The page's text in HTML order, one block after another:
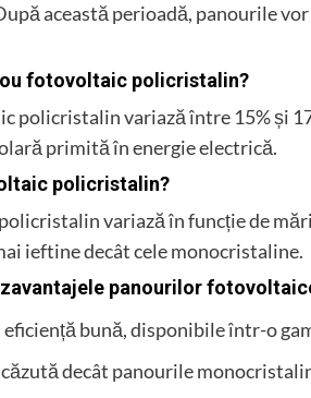
această perioadă, panourile
fotovoltaic policristalin?
policristalin variază între 15% și
primită în energie electrică.
policristalin?
variază în funcție de
ieftine decât cele monocristaline.
panourilor
eficiență bună, disponibile într-o
decât panourile